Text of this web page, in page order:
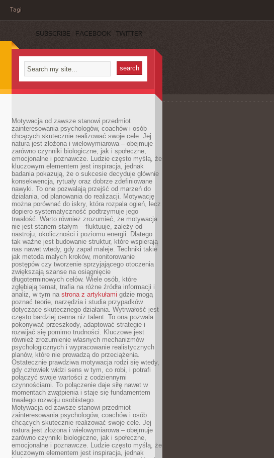
Tagi
SUBSCRIBE FACEBOOK TWITTER
Motywacja od zawsze stanowi przedmiot
zainteresowania psychologów, coachów i osób
chcących skutecznie realizować swoje cele. Jej
natura jest złożona i wielowymiarowa – obejmuje
zarówno czynniki biologiczne, jak i społeczne,
emocjonalne i poznawcze. Ludzie często myślą, że
kluczowym elementem jest inspiracja, jednak
badania pokazują, że o sukcesie decyduje głównie
konsekwencja, rytuały oraz dobrze zdefiniowane
nawyki. To one pozwalają przejść od marzeń do
działania, od planowania do realizacji. Motywację
można porównać do iskry, która rozpala ogień, lecz
dopiero systematyczność podtrzymuje jego
trwałość. Warto również zrozumieć, że motywacja
nie jest stanem stałym – fluktuuje, zależy od
nastroju, okoliczności i poziomu energii. Dlatego
tak ważne jest budowanie struktur, które wspierają
nas nawet wtedy, gdy zapał maleje. Techniki takie
jak metoda małych kroków, monitorowanie
postępów czy tworzenie sprzyjającego otoczenia
zwiększają szanse na osiągnięcie
długoterminowych celów. Wiele osób, które
zgłębiają temat, trafia na różne źródła informacji i
analiz, w tym na strona z artykułami gdzie mogą
poznać teorie, narzędzia i studia przypadków
dotyczące skutecznego działania. Wytrwałość jest
często bardziej cenna niż talent. To ona pozwala
pokonywać przeszkody, adaptować strategie i
rozwijać się pomimo trudności. Kluczowe jest
również zrozumienie własnych mechanizmów
psychologicznych i wypracowanie realistycznych
planów, które nie prowadzą do przeciążenia.
Ostatecznie prawdziwa motywacja rodzi się wtedy,
gdy człowiek widzi sens w tym, co robi, i potrafi
połączyć swoje wartości z codziennymi
czynnościami. To połączenie daje siłę nawet w
momentach zwątpienia i staje się fundamentem
trwałego rozwoju osobistego.
Motywacja od zawsze stanowi przedmiot
zainteresowania psychologów, coachów i osób
chcących skutecznie realizować swoje cele. Jej
natura jest złożona i wielowymiarowa – obejmuje
zarówno czynniki biologiczne, jak i społeczne,
emocjonalne i poznawcze. Ludzie często myślą, że
kluczowym elementem jest inspiracja, jednak